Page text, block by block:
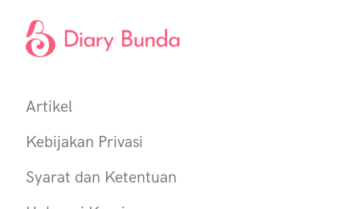
Artikel
Kebijakan Privasi
Syarat dan Ketentuan